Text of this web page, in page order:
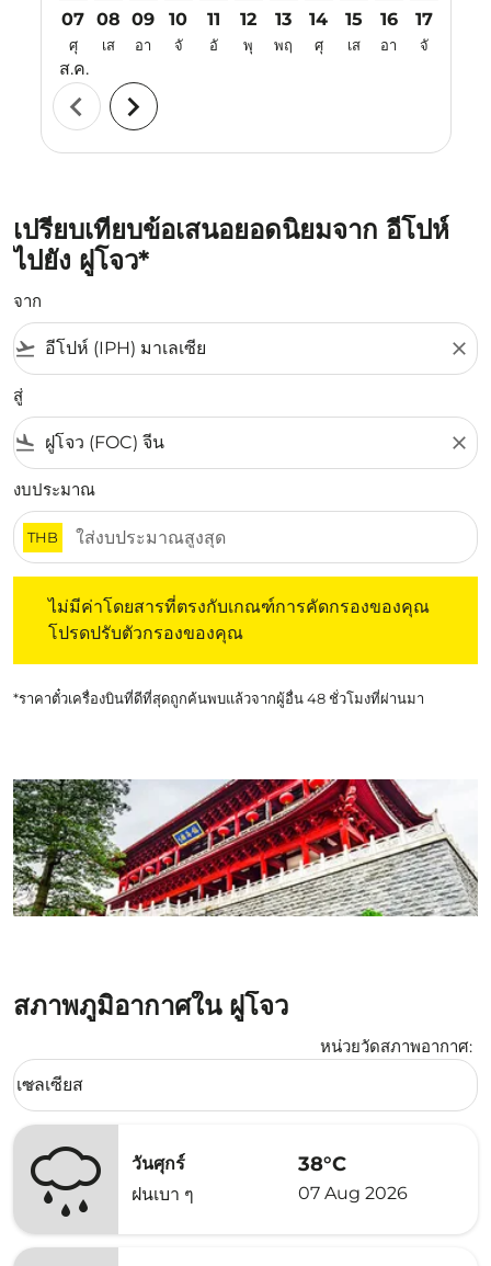
07
ศุ
ส.ค.
08
เส
09
อา
10
จั
11
อั
12
พุ
13
พฤ
14
ศุ
15
เส
16
อา
17
จั
chevron_left chevron_right
เปรียบเทียบข้อเสนอยอดนิยมจาก อีโปห์
ไปยัง ฝูโจว*
จาก
flight_takeoff close
สู่
flight_land close
งบประมาณ
THB
ไม่มีค่าโดยสารที่ตรงกับเกณฑ์การคัดกรองของคุณ
โปรดปรับตัวกรองของคุณ
*ราคาตั๋วเครื่องบินที่ดีที่สุดถูกค้นพบแล้วจากผู้อื่น 48 ชั่วโมงที่ผ่านมา
สภาพภูมิอากาศใน ฝูโจว
หน่วยวัดสภาพอากาศ:
Weather unit option เซลเซียส Selected
เซลเซียส
keyboard_arrow_down
วันศุกร์
ฝนเบา ๆ
38°C
07 Aug 2026